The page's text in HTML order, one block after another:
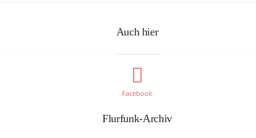
Auch hier
Facebook
Flurfunk-Archiv